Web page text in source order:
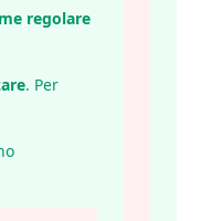
regolare
. Per